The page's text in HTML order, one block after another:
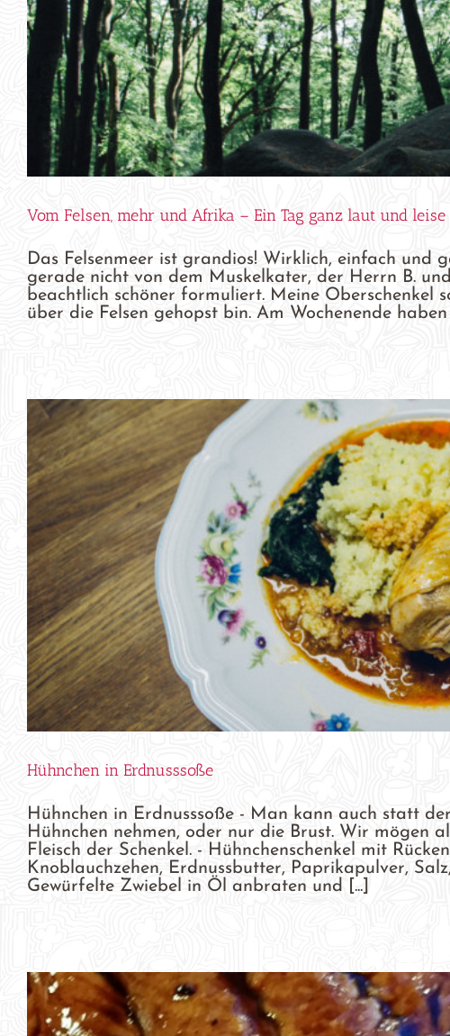
Vom Felsen, mehr und Afrika – Ein Tag ganz laut und leise
Das Felsenmeer ist grandios! Wirklich, einfach und
gerade nicht von dem Muskelkater, der Herrn B.
beachtlich schöner formuliert. Meine Oberschenkel
über die Felsen gehopst bin. Am Wochenende haben
Hühnchen in Erdnusssoße
Hühnchen in Erdnusssoße - Man kann auch statt
Hühnchen nehmen, oder nur die Brust. Wir mögen
Fleisch der Schenkel. - Hühnchenschenkel mit
Knoblauchzehen, Erdnussbutter, Paprikapulver,
Gewürfelte Zwiebel in Öl anbraten und [...]